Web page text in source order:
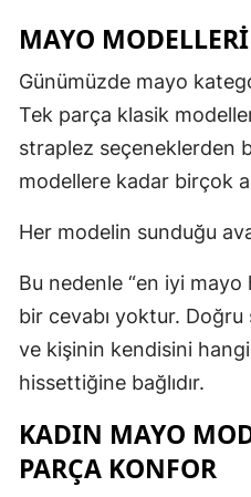
MAYO
Günümüzde mayo
Tek parça klasik
straplez seçeneklerden
modellere kadar birçok
Her modelin sunduğu
Bu nedenle “en iyi
bir cevabı yoktur. Doğru
ve kişinin kendisini
hissettiğine bağlıdır.
KADIN MAYO
PARÇA KONFOR